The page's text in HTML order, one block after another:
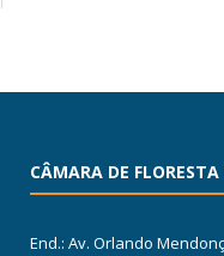
CÂMARA DE
End.: Av. Orlando